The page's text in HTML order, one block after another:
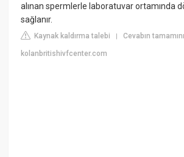
alınan spermlerle laboratuvar ortamında
sağlanır.
Kaynak kaldırma talebi |Cevabın
kolanbritishivfcenter.com